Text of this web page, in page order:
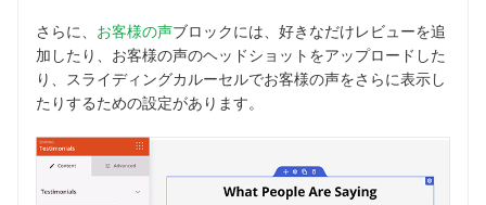
さらに、 お客様の声ブロックには、好きなだけレビューを追
加したり、お客様の声のヘッドショットをアップロードした
り、スライディングカルーセルでお客様の声をさらに表示し
たりするための設定があります。